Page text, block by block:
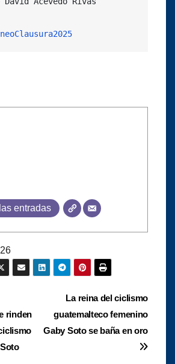
entradas
26
La reina del ciclismo
guatemalteco femenino
Gaby Soto se baña en oro
rinden